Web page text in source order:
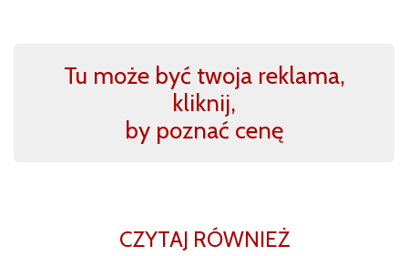
Tu może być twoja reklama,
kliknij,
by poznać cenę
CZYTAJ RÓWNIEŻ